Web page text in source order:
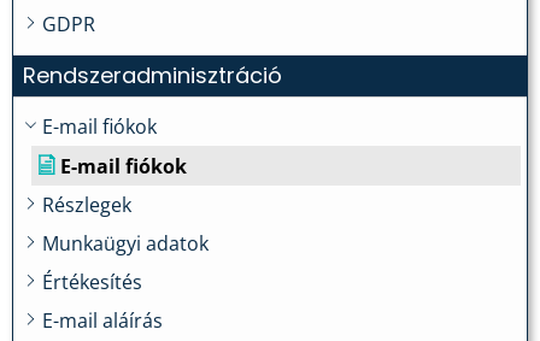
GDPR
Rendszeradminisztráció
E-mail fiókok
E-mail fiókok
Részlegek
Munkaügyi adatok
Értékesítés
E-mail aláírás